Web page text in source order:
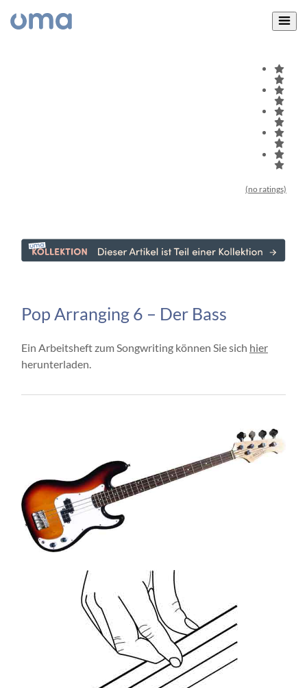
(no ratings)
Pop Arranging 6 – Der Bass
Ein Arbeitsheft zum Songwriting können Sie sich hier
herunterladen.